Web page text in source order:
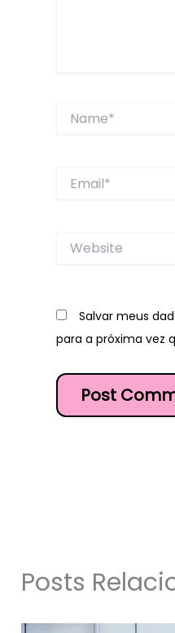
Website
Salvar meus
para a próxima vez
Posts